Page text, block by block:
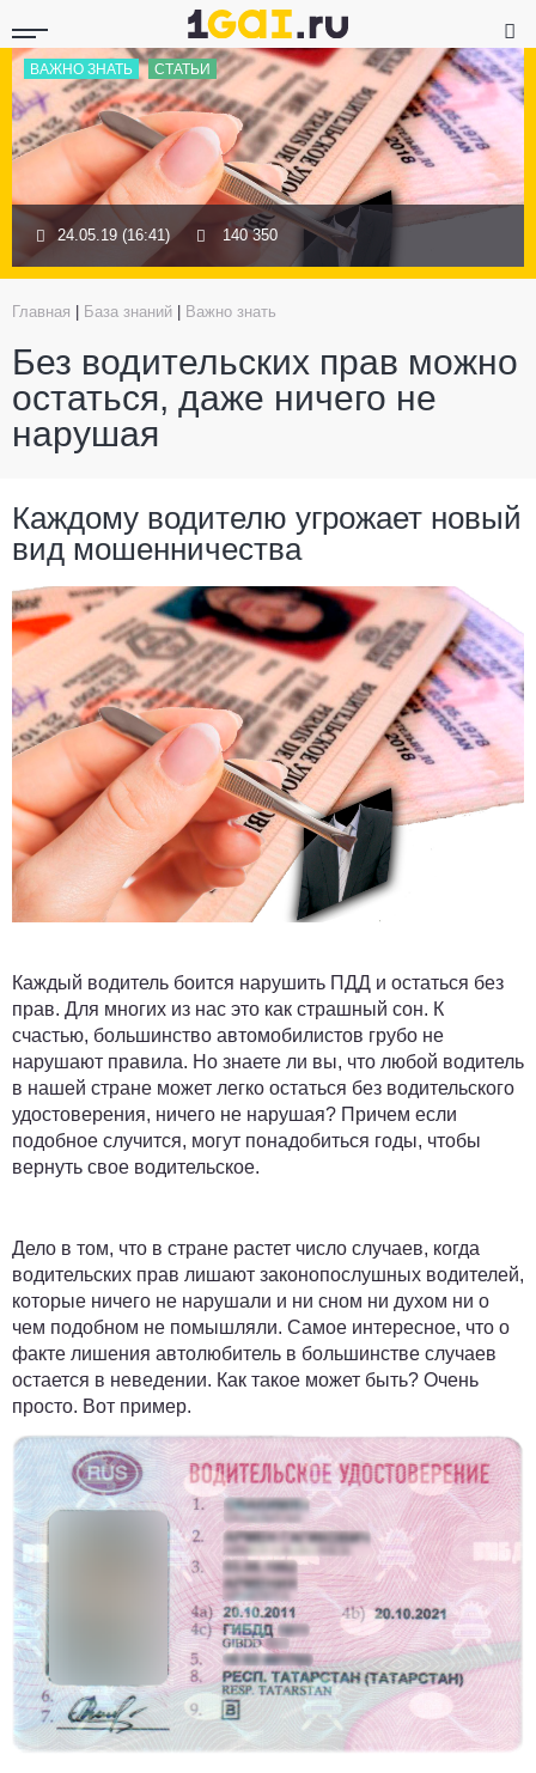
ВАЖНО ЗНАТЬ СТАТЬИ
24.05.19 (16:41) 140 350
Главная База знаний Важно знать
Без водительских прав можно
остаться, даже ничего не
нарушая
Каждому водителю угрожает новый
вид мошенничества
Каждый водитель боится нарушить ПДД и остаться без
прав. Для многих из нас это как страшный сон. К
счастью, большинство автомобилистов грубо не
нарушают правила. Но знаете ли вы, что любой водитель
в нашей стране может легко остаться без водительского
удостоверения, ничего не нарушая? Причем если
подобное случится, могут понадобиться годы, чтобы
вернуть свое водительское.
Дело в том, что в стране растет число случаев, когда
водительских прав лишают законопослушных водителей,
которые ничего не нарушали и ни сном ни духом ни о
чем подобном не помышляли. Самое интересное, что о
факте лишения автолюбитель в большинстве случаев
остается в неведении. Как такое может быть? Очень
просто. Вот пример.